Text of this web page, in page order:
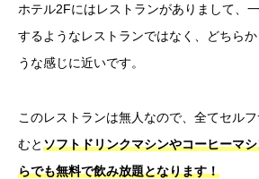
ホテル2Fにはレストランがありまして、
するようなレストランではなく、どちら
うな感じに近いです。
このレストランは無人なので、全てセル
むとソフトドリンクマシンやコーヒーマ
らでも無料で飲み放題となります！